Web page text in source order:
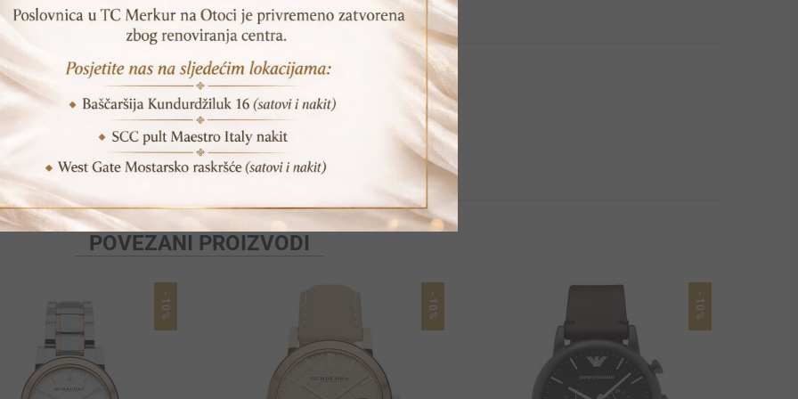
MK5925
Print Pošalji prijatelju
POVEZANI PROIZVODI
-10% -10% -10%